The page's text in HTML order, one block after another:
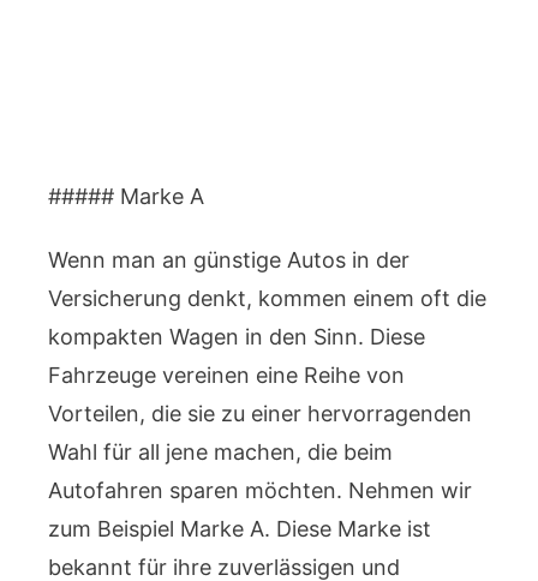
##### Marke A
Wenn man an günstige Autos in der
Versicherung denkt, kommen einem oft die
kompakten Wagen in den Sinn. Diese
Fahrzeuge vereinen eine Reihe von
Vorteilen, die sie zu einer hervorragenden
Wahl für all jene machen, die beim
Autofahren sparen möchten. Nehmen wir
zum Beispiel Marke A. Diese Marke ist
bekannt für ihre zuverlässigen und